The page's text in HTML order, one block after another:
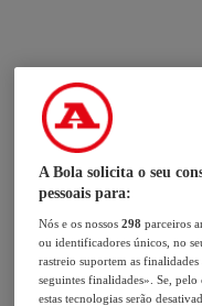
A Bola solicita o seu
pessoais para:
Nós e os nossos298 parceiros
ou identificadores únicos, no
rastreio suportem as finalidades
seguintes finalidades». Se,
estas tecnologias serão